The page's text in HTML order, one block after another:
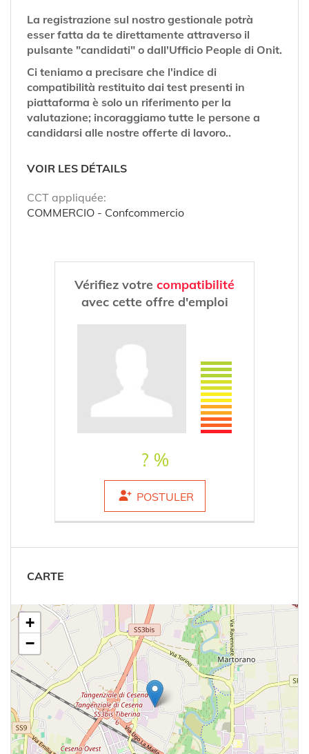
La registrazione sul nostro gestionale potrà
esser fatta da te direttamente attraverso il
pulsante "candidati" o dall'Ufficio People di Onit.
Ci teniamo a precisare che l'indice di
compatibilità restituito dai test presenti in
piattaforma è solo un riferimento per la
valutazione; incoraggiamo tutte le persone a
candidarsi alle nostre offerte di lavoro..
VOIR LES DÉTAILS
CCT appliquée:
COMMERCIO - Confcommercio
Vérifiez votre compatibilité
avec cette offre d'emploi
? %
POSTULER
CARTE
+
−